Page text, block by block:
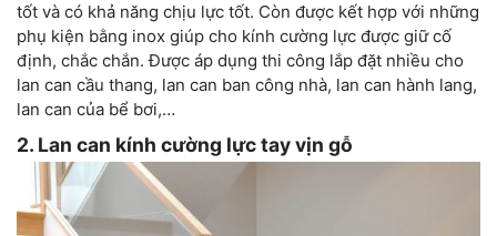
tốt và có khả năng chịu lực tốt. Còn được kết hợp với những
phụ kiện bằng inox giúp cho kính cường lực được giữ cố
định, chắc chắn. Được áp dụng thi công lắp đặt nhiều cho
lan can cầu thang, lan can ban công nhà, lan can hành lang,
lan can của bể bơi,…
2. Lan can kính cường lực tay vịn gỗ